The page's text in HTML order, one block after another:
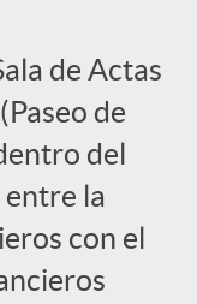
de Actas
de
del
la
con el